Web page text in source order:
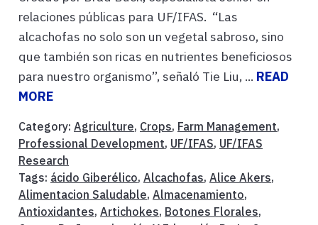
relaciones públicas para UF/IFAS. “Las
alcachofas no solo son un vegetal sabroso, sino
que también son ricas en nutrientes beneficiosos
para nuestro organismo’’, señaló Tie Liu, ... READ
MORE
Category: Agriculture, Crops, Farm Management,
Professional Development, UF/IFAS, UF/IFAS
Research
Tags: ácido Giberélico, Alcachofas, Alice Akers,
Alimentacion Saludable, Almacenamiento,
Antioxidantes, Artichokes, Botones Florales,